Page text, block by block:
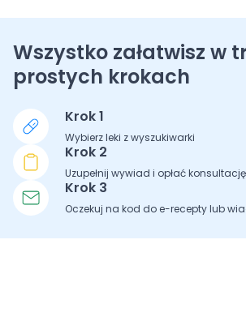
Wszystko załatwisz w
prostych krokach
Krok 1
Wybierz leki z wyszukiwarki
Krok 2
Uzupełnij wywiad i opłać konsultację
Krok 3
Oczekuj na kod do e-recepty lub